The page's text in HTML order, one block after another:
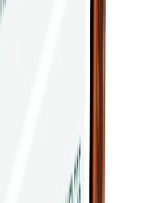
transakce